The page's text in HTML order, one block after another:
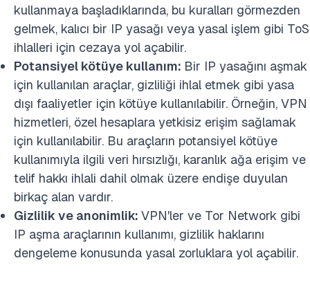
kullanmaya başladıklarında, bu kuralları görmezden
gelmek, kalıcı bir IP yasağı veya yasal işlem gibi ToS
ihlalleri için cezaya yol açabilir.
Potansiyel kötüye kullanım: Bir IP yasağını aşmak
için kullanılan araçlar, gizliliği ihlal etmek gibi yasa
dışı faaliyetler için kötüye kullanılabilir. Örneğin, VPN
hizmetleri, özel hesaplara yetkisiz erişim sağlamak
için kullanılabilir. Bu araçların potansiyel kötüye
kullanımıyla ilgili veri hırsızlığı, karanlık ağa erişim ve
telif hakkı ihlali dahil olmak üzere endişe duyulan
birkaç alan vardır.
Gizlilik ve anonimlik: VPN'ler ve Tor Network gibi
IP aşma araçlarının kullanımı, gizlilik haklarını
dengeleme konusunda yasal zorluklara yol açabilir.